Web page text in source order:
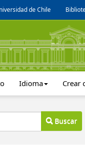
de Chile
Idioma Crear
Buscar